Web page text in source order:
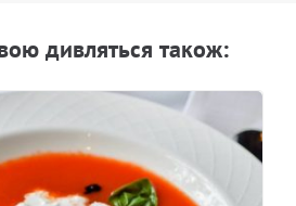
дивляться також: